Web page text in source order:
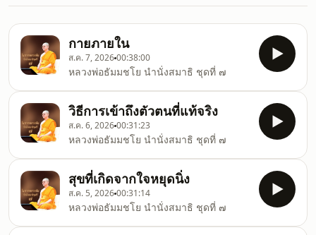
กายภายใน
ส.ค. 7, 202600:38:00
หลวงพ่อธัมมชโย นำนั่งสมาธิ ชุดที่ ๗
วิธีการเข้าถึงตัวตนที่แท้จริง
ส.ค. 6, 202600:31:23
หลวงพ่อธัมมชโย นำนั่งสมาธิ ชุดที่ ๗
สุขที่เกิดจากใจหยุดนิ่ง
ส.ค. 5, 202600:31:14
หลวงพ่อธัมมชโย นำนั่งสมาธิ ชุดที่ ๗